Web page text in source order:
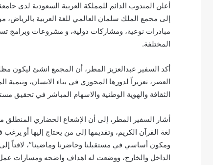
أعلن المندوب الدائم للمملكة العربية السعودية لدى
إلى مجمع الملك سلمان العالمي للغة العربية بالرياض،
مبادرات نوعية، ومشاركات دولية، و مشروعات وبرامج
المختلفة.
أكد السفير عبدالعزيز المطر، أن المجمع انشئ ليكون
العصر، تعزيزاً لدورها المحوري في بناء الانسان،
الثقافة والهوية الوطنية والاسهام المباشر في تحقيق
أشار السفير المطر، إلى أن الإشعاع الحضاري المنطلق
لغة القرآن الكريم، وتقديمها إلى من يحتاج إليها أو
ومكون أساسي في مستقبلنا وحاضرنا وماضينا”، لافتاً
الداخل والخارج، ووضعت له اهداف واضحه ومسارات